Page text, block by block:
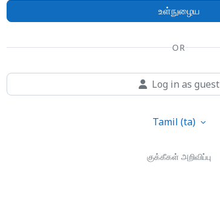
உள்நுழைய
OR
Log in as guest
Tamil ‎(ta)‎
குக்கீகள் அறிவிப்பு